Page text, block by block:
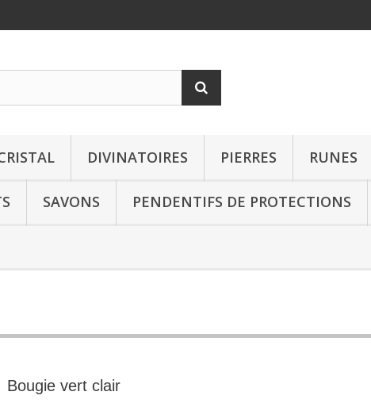
DIVINATOIRES PIERRES RUNES
SAVONS PENDENTIFS DE PROTECTIONS
Bougie vert clair